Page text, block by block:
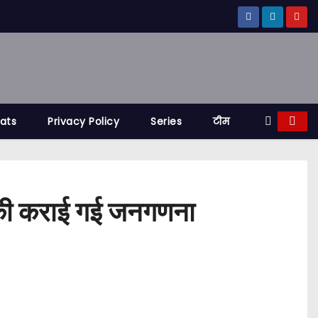
Privacy Policy Series टीम
कराई गई जनगणना